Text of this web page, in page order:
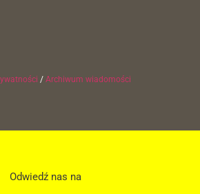
/ Archiwum wiadomości
Odwiedź nas na